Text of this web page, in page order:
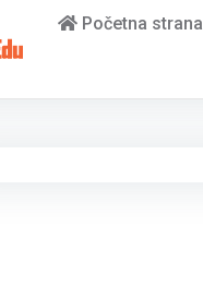
Početna strana